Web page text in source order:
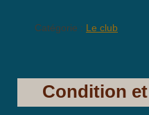
Catégorie : Le club
Condition